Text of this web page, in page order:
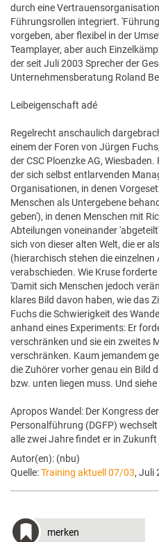
durch eine
Führungsrollen integriert.
vorgeben, aber flexibel in der
Teamplayer, aber auch
der seit Juli 2003 Sprecher der
Unternehmensberatung Roland
Leibeigenschaft adé
Regelrecht anschaulich
einem der Foren von Jürgen
der CSC Ploenzke AG,
der sich selbst entlarvenden
Organisationen, in denen
Menschen als Untergebene
geben'), in denen Menschen mit
Abteilungen voneinander
sich von dieser alten Welt, die er
(hierarchisch stehen die
verabschieden. Wie Kruse
'Damit sich Menschen jedoch
klares Bild davon haben, wie das
Fuchs die Schwierigkeit des
anhand eines Experiments: Er
verschränken und sie ein zweites
verschränken. Kaum jemandem
die Zuhörer vorher genau ein Bild
bzw. unten liegen muss. Und
Apropos Wandel: Der Kongress
Personalführung (DGFP)
alle zwei Jahre findet er in
Autor(en): (nbu)
Quelle:Training aktuell 07/03, Juli
merken